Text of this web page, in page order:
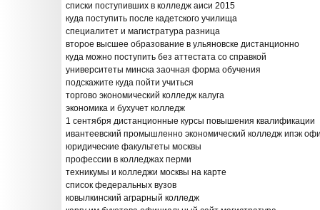
списки поступивших в колледж аиси 2015
куда поступить после кадетского училища
специалитет и магистратура разница
второе высшее образование в ульяновске дистанционно
куда можно поступить без аттестата со справкой
университеты минска заочная форма обучения
подскажите куда пойти учиться
торгово экономический колледж калуга
экономика и бухучет колледж
1 сентября дистанционные курсы повышения квалификации
ивантеевский промышленно экономический колледж ипэк
юридические факультеты москвы
профессии в колледжах перми
техникумы и колледжи москвы на карте
список федеральных вузов
ковылкинский аграрный колледж